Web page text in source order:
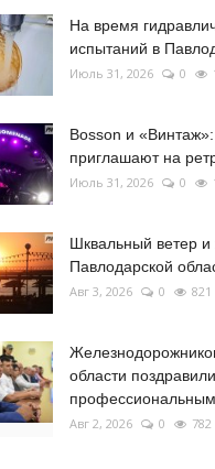
На время
испытаний в
Июль 31, 2026 0
Bosson и
приглашают на
Июль 31, 2026 0
Шквальный ветер и
Павлодарской
Авг 3, 2026 0 821
области
Авг 2, 2026 0 782